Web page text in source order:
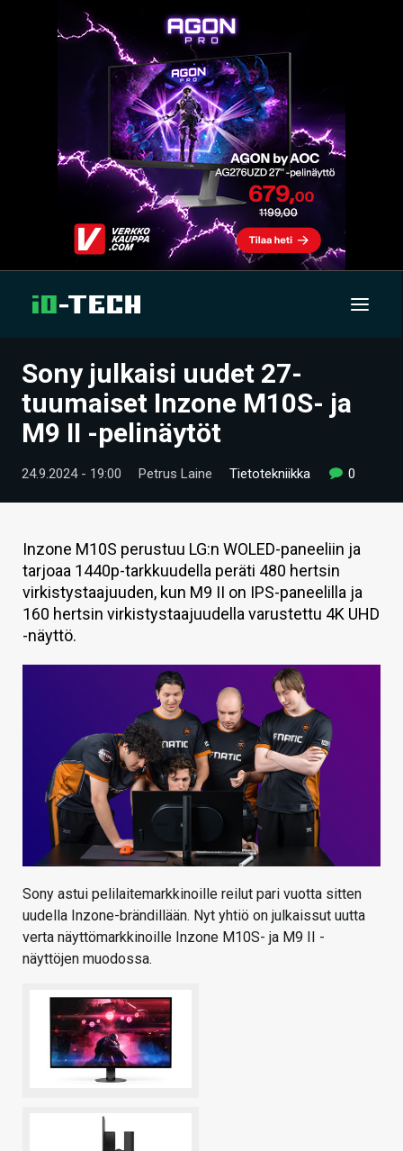
UUTISET
ARTIKKELIT
VIDEOT
TECHBBS
TIETOA
HINTA.FI
KAUPPA
Sony julkaisi uudet 27-
tuumaiset Inzone M10S- ja
M9 II -pelinäytöt
24.9.2024 - 19:00 Petrus Laine Tietotekniikka 0
Inzone M10S perustuu LG:n WOLED-paneeliin ja
tarjoaa 1440p-tarkkuudella peräti 480 hertsin
virkistystaajuuden, kun M9 II on IPS-paneelilla ja
160 hertsin virkistystaajuudella varustettu 4K UHD
-näyttö.
Sony astui pelilaitemarkkinoille reilut pari vuotta sitten
uudella Inzone-brändillään. Nyt yhtiö on julkaissut uutta
verta näyttömarkkinoille Inzone M10S- ja M9 II -
näyttöjen muodossa.